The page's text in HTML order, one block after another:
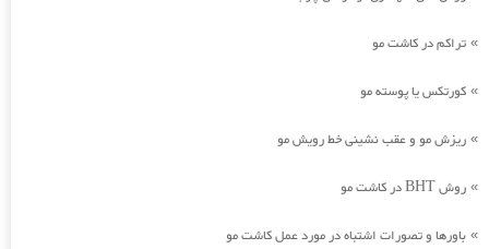
» تراکم در کاشت مو
» کورتکس یا پوسته مو
» ریزش مو و عقب نشینی خط رویش مو
» روش BHT در کاشت مو
» باورها و تصورات اشتباه در مورد عمل کاشت مو